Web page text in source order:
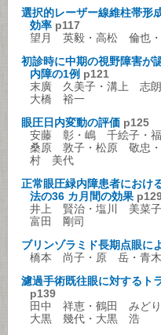
選択的レーザー線維柱帯形
効率 p117
望月 英毅・高松 倫也
初診時に中期の視野障害が
内障の1例 p121
末廣 久美子・溝上 志
大橋 裕一
眼圧日内変動の評価 p125
安藤 彰・嶋 千絵子・
桑原 敦子・松原 敬忠
村 美代
正常眼圧緑内障患者におけ
法の36 カ月間の効果
井上 賢治・塩川 美菜
富田 剛司
ブリンゾラミド長期点眼に
橋本 尚子・原 岳・青
濾過手術既往眼に対するト
p139
田中 祥恵・鶴田 みど
大黒 幾代・大黒 浩